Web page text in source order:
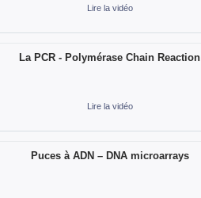
Lire la vidéo
La PCR - Polymérase Chain Reaction
Lire la vidéo
Puces à ADN – DNA microarrays